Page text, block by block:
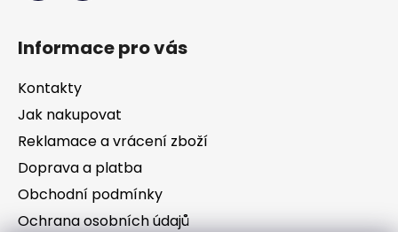
Informace pro vás
Kontakty
Jak nakupovat
Reklamace a vrácení zboží
Doprava a platba
Obchodní podmínky
Ochrana osobních údajů